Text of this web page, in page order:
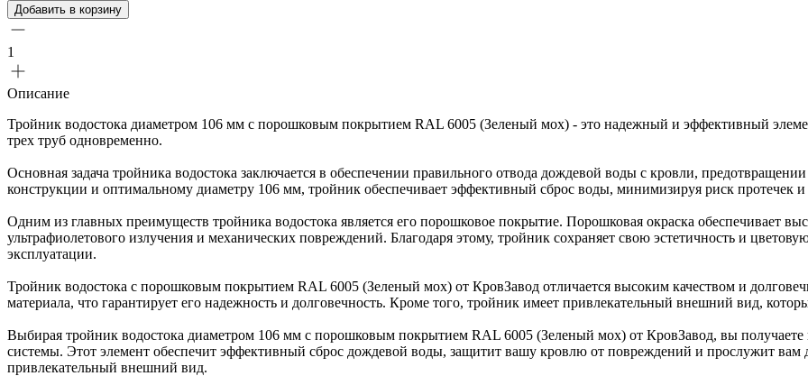
Добавить в корзину
1
Описание
Тройник водостока диаметром 106 мм с порошковым покрытием RAL 6005 (Зеленый мох) - это надежный и эффективный
трех труб одновременно.
Основная задача тройника водостока заключается в обеспечении правильного отвода дождевой воды с кровли,
конструкции и оптимальному диаметру 106 мм, тройник обеспечивает эффективный сброс воды, минимизируя риск протечек
Одним из главных преимуществ тройника водостока является его порошковое покрытие. Порошковая окраска обеспечивает
ультрафиолетового излучения и механических повреждений. Благодаря этому, тройник сохраняет свою эстетичность и
эксплуатации.
Тройник водостока с порошковым покрытием RAL 6005 (Зеленый мох) от КровЗавод отличается высоким качеством и
материала, что гарантирует его надежность и долговечность. Кроме того, тройник имеет привлекательный внешний вид,
Выбирая тройник водостока диаметром 106 мм с порошковым покрытием RAL 6005 (Зеленый мох) от КровЗавод, вы
системы. Этот элемент обеспечит эффективный сброс дождевой воды, защитит вашу кровлю от повреждений и прослужит вам
привлекательный внешний вид.